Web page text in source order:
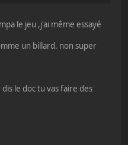
le jeu ,j'ai même essayé
un billard. non super
le doc tu vas faire des